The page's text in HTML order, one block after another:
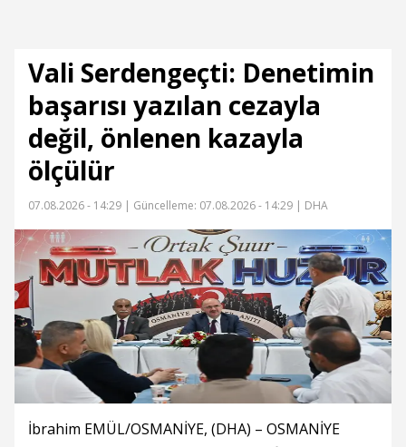
Vali Serdengeçti: Denetimin
başarısı yazılan cezayla
değil, önlenen kazayla
ölçülür
07.08.2026 - 14:29 | Güncelleme: 07.08.2026 - 14:29 | DHA
İbrahim EMÜL/OSMANİYE, (DHA) – OSMANİYE